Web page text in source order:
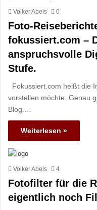
Volker Abels 0
Foto-
fokussiert.com –
anspruchsvolle
Stufe.
Fokussiert.com heißt die
vorstellen möchte. Genau
Blog.…
Weiterlesen »
Volker Abels 4
Fotofilter für die
eigentlich noch